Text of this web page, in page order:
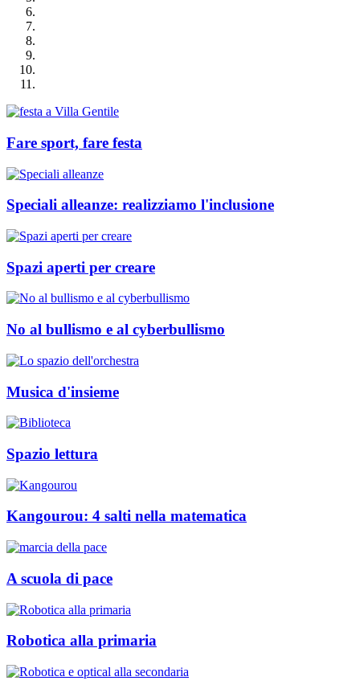
Fare sport, fare festa
Speciali alleanze: realizziamo l'inclusione
Spazi aperti per creare
No al bullismo e al cyberbullismo
Musica d'insieme
Spazio lettura
Kangourou: 4 salti nella matematica
A scuola di pace
Robotica alla primaria